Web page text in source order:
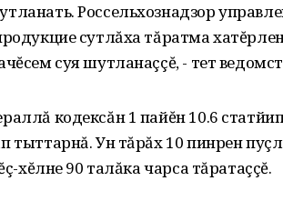
Россельхознадзор
сутлăха тăратма
суя шутланаççĕ, - тет
кодексăн 1 пайĕн 10.6
тыттарнă. Ун тăрăх 10 пинрен
хĕлне 90 талăка чарса тăратаççĕ.